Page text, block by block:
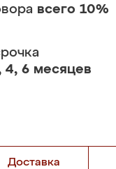
всего 10%
4, 6 месяцев
Доставка